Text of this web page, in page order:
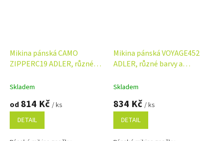
Mikina pánská CAMO
ZIPPERC19 ADLER, různé
Skladem
od 814 Kč / ks
DETAIL
Mikina pánská VOYAGE452
ADLER, různé barvy a
Skladem
834 Kč / ks
DETAIL